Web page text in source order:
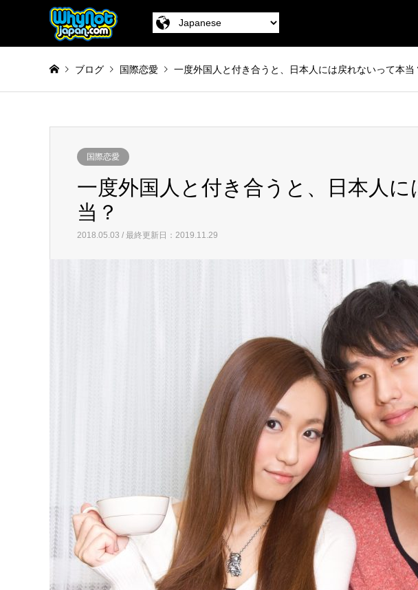
ブログ 国際恋愛 一度外国人と付き合うと、日本人には戻れないって本当
国際恋愛
一度外国人と付き合うと、日本人
当？
2018.05.03 / 最終更新日：2019.11.29